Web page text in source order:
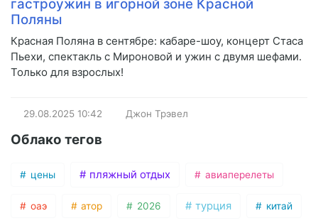
гастроужин в игорной зоне Красной
Поляны
Красная Поляна в сентябре: кабаре-шоу, концерт Стаса
Пьехи, спектакль с Мироновой и ужин с двумя шефами.
Только для взрослых!
29.08.2025 10:42 Джон Трэвел
Облако тегов
цены пляжный отдых авиаперелеты
оаэ атор 2026 турция китай